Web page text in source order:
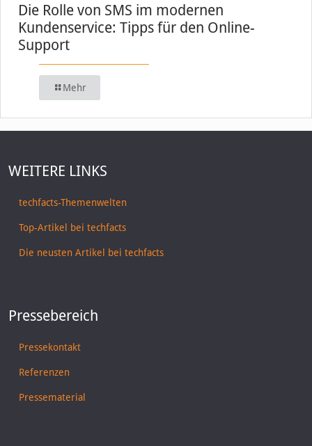
Die Rolle von SMS im modernen
Kundenservice: Tipps für den Online-
Support
Mehr
WEITERE LINKS
techfacts-Themenwelten
Top-Artikel bei techfacts
Die neusten Artikel bei techfacts
Pressebereich
Pressekontakt
Referenzen
Pressematerial